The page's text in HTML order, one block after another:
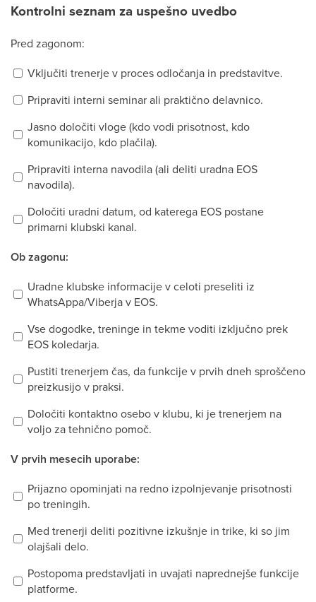
Kontrolni seznam za uspešno uvedbo
Pred zagonom:
Vključiti trenerje v proces odločanja in predstavitve.
Pripraviti interni seminar ali praktično delavnico.
Jasno določiti vloge (kdo vodi prisotnost, kdo
komunikacijo, kdo plačila).
Pripraviti interna navodila (ali deliti uradna EOS
navodila).
Določiti uradni datum, od katerega EOS postane
primarni klubski kanal.
Ob zagonu:
Uradne klubske informacije v celoti preseliti iz
WhatsAppa/Viberja v EOS.
Vse dogodke, treninge in tekme voditi izključno prek
EOS koledarja.
Pustiti trenerjem čas, da funkcije v prvih dneh sproščeno
preizkusijo v praksi.
Določiti kontaktno osebo v klubu, ki je trenerjem na
voljo za tehnično pomoč.
V prvih mesecih uporabe:
Prijazno opominjati na redno izpolnjevanje prisotnosti
po treningih.
Med trenerji deliti pozitivne izkušnje in trike, ki so jim
olajšali delo.
Postopoma predstavljati in uvajati naprednejše funkcije
platforme.